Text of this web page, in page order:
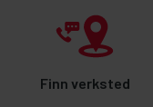
Finn verksted